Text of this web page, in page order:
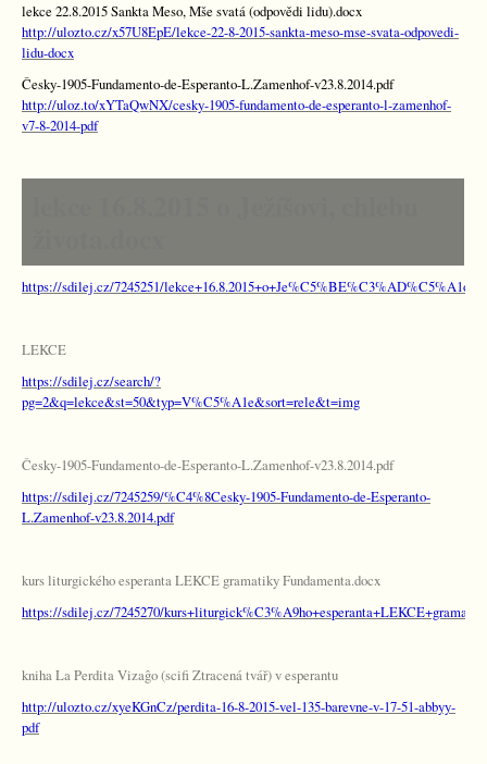
lekce 22.8.2015 Sankta Meso, Mše svatá (odpovědi lidu).docx
http://ulozto.cz/x57U8EpE/lekce-22-8-2015-sankta-meso-mse-svata-odpovedi-
lidu-docx
Česky-1905-Fundamento-de-Esperanto-L.Zamenhof-v23.8.2014.pdf
http://uloz.to/xYTaQwNX/cesky-1905-fundamento-de-esperanto-l-zamenhof-
v7-8-2014-pdf
https://sdilej.cz/7245251/
LEKCE
https://sdilej.cz/search/?
pg=2&q=lekce&st=50&typ=V%C5%A1e&sort=rele&t=img
Česky-1905-Fundamento-de-Esperanto-L.Zamenhof-v23.8.2014.pdf
https://sdilej.cz/7245259/%C4%8Cesky-1905-Fundamento-de-Esperanto-
L.Zamenhof-v23.8.2014.pdf
kurs liturgického esperanta LEKCE gramatiky Fundamenta.docx
https://sdilej.cz/7245270/
kniha La Perdita Vizaĝo (scifi Ztracená tvář) v esperantu
http://ulozto.cz/xyeKGnCz/perdita-16-8-2015-vel-135-barevne-v-17-51-abbyy-
pdf